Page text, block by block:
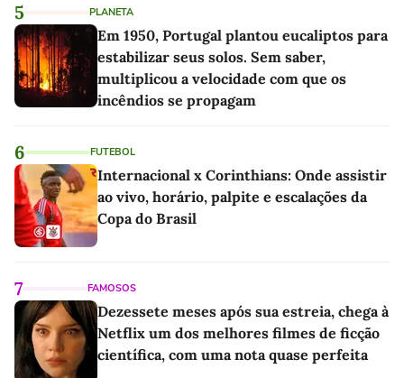
5 PLANETA
Em 1950, Portugal plantou eucaliptos para
estabilizar seus solos. Sem saber,
multiplicou a velocidade com que os
incêndios se propagam
6 FUTEBOL
Internacional x Corinthians: Onde assistir
ao vivo, horário, palpite e escalações da
Copa do Brasil
7 FAMOSOS
Dezessete meses após sua estreia, chega à
Netflix um dos melhores filmes de ficção
científica, com uma nota quase perfeita